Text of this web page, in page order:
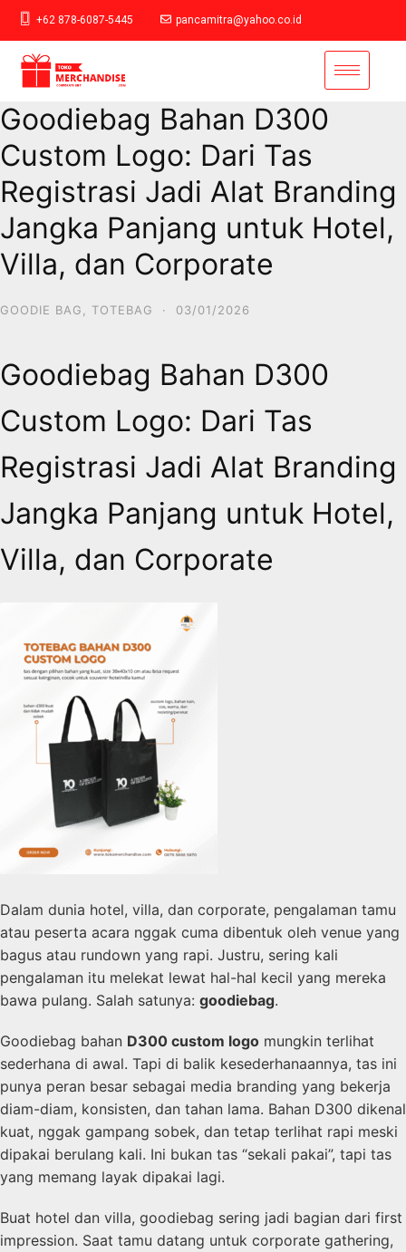
+62 878-6087-5445 pancamitra@yahoo.co.id
Goodiebag Bahan D300
Custom Logo: Dari Tas
Registrasi Jadi Alat Branding
Jangka Panjang untuk Hotel,
Villa, dan Corporate
GOODIE BAG TOTEBAG · 03/01/2026
Goodiebag Bahan D300
Custom Logo: Dari Tas
Registrasi Jadi Alat Branding
Jangka Panjang untuk Hotel,
Villa, dan Corporate
Dalam dunia hotel, villa, dan corporate, pengalaman tamu
atau peserta acara nggak cuma dibentuk oleh venue yang
bagus atau rundown yang rapi. Justru, sering kali
pengalaman itu melekat lewat hal-hal kecil yang mereka
bawa pulang. Salah satunya: goodiebag.
Goodiebag bahan D300 custom logo mungkin terlihat
sederhana di awal. Tapi di balik kesederhanaannya, tas ini
punya peran besar sebagai media branding yang bekerja
diam-diam, konsisten, dan tahan lama. Bahan D300 dikenal
kuat, nggak gampang sobek, dan tetap terlihat rapi meski
dipakai berulang kali. Ini bukan tas “sekali pakai”, tapi tas
yang memang layak dipakai lagi.
Buat hotel dan villa, goodiebag sering jadi bagian dari first
impression. Saat tamu datang untuk corporate gathering,